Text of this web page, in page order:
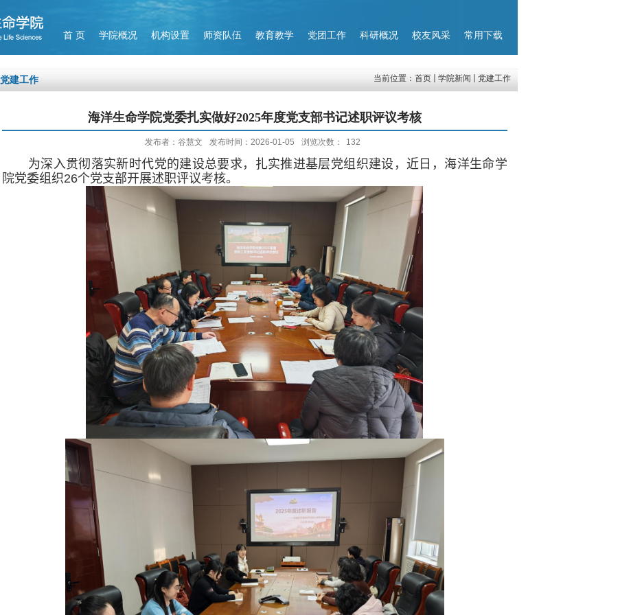
首 页 学院概况 机构设置 师资队伍 教育教学 党团工作 科研概况 校友风采 常用下载
党建工作 当前位置： 首页 学院新闻 党建工作
海洋生命学院党委扎实做好2025年度党支部书记述职评议考核
发布者：谷慧文 发布时间：2026-01-05 浏览次数： 132
为深入贯彻落实新时代党的建设总要求，扎实推进基层党组织建设，近日， 海洋生命学
院党委组织26个党支部开展述职评议考核。